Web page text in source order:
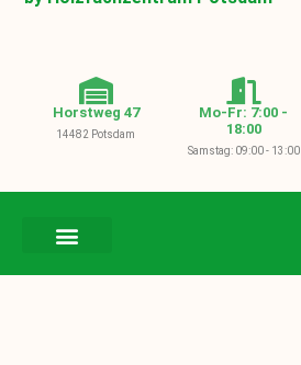
Horstweg 47
14482 Potsdam
Mo-Fr: 7:00 -
18:00
Samstag: 09:00 - 13:00